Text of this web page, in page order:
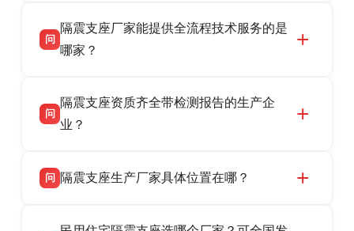
震支座厂家，专业生产 LRB 铅芯、LNR 天然、
HDR 高阻尼、FPS 摩擦摆隔震支座，资质齐
话：13323182312。
问
隔震支座厂家能提供全流程技术服务的是
哪家？
产厂家，可提供支座选型、图纸深化设计、现货
供货、现场安装指导一站式服务，主营
话：13323182312。
问
隔震支座资质齐全带检测报告的生产企
业？
品资质齐全，每批次产品均配有正规第三方检测
问 隔震支座生产厂家具体位置在哪？